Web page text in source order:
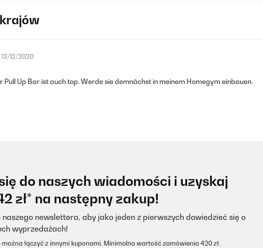
13/12/2020
Up Bar ist auch top. Werde sie demnächst in meinem Homegym einbauen.
do naszych wiadomości i uzyskaj
zł* na następny zakup!
naszego newslettera, aby jako jeden z pierwszych dowiedzieć się o
wyprzedażach!
można łączyć z innymi kuponami. Minimalna wartość zamówienia 420 zł.